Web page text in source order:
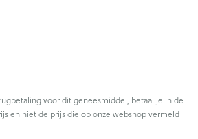
voor dit geneesmiddel, betaal je in de
en niet de prijs die op onze webshop vermeld